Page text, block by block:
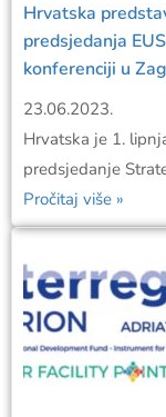
Hrvatska
predsjedanja
konferenciji u
23.06.2023.
Hrvatska je 1.
predsjedanje
Pročitaj više »